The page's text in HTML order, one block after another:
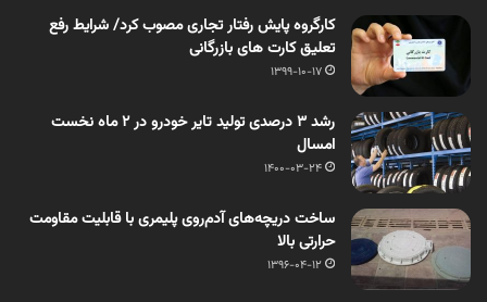
کارگروه پایش رفتار تجاری مصوب کرد/ شرایط رفع
تعلیق کارت های بازرگانی
1399-10-17
رشد ٣ درصدی تولید تایر خودرو در ٢ ماه نخست
امسال
1400-03-24
ساخت دریچه‌های آدم‌روی پلیمری با قابلیت مقاومت
حرارتی بالا
1396-04-12